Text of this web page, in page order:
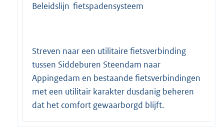
Beleidslijn fietspadensysteem
Streven naar een utilitaire fietsverbinding
tussen Siddeburen Steendam naar
Appingedam en bestaande fietsverbindingen
met een utilitair karakter dusdanig beheren
dat het comfort gewaarborgd blijft.